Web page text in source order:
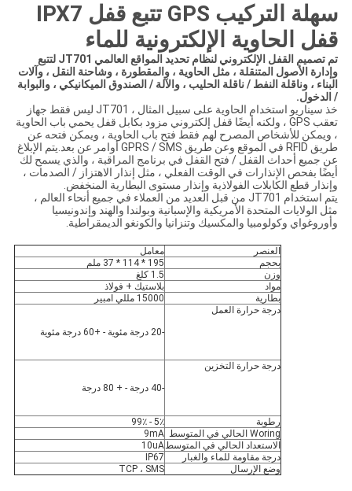
سهلة التركيب GPS تتبع قفل IPX7
قفل الحاوية الإلكترونية للماء
تم تصميم القفل الإلكتروني لنظام تحديد المواقع العالمي JT701 لتتبع
وإدارة الأصول المتنقلة ، مثل الحاوية ، والمقطورة ، وشاحنة النقل ، وآلات
البناء ، وناقلة النفط / ناقلة الحليب ، والآلة / الصندوق الميكانيكي ، والبوابة
/ الدخول.
خذ سيناريو استخدام الحاوية على سبيل المثال ، JT701 ليس فقط جهاز
تعقب GPS ، ولكنه أيضًا قفل إلكتروني مزود بكابل قفل يحمي باب الحاوية
، ويمكن للأشخاص المصرح لهم فقط فتح باب الحاوية ، ويمكن فتحه عن
طريق RFID في الموقع وعن طريق GPRS / SMS أوامر عن بعد.يتم الإبلاغ
عن جميع أحداث القفل / فتح القفل في برنامج المراقبة ، والذي يسمح لك
أيضًا بفحص الإنذارات في الوقت الفعلي ، مثل إنذار الاهتزاز / الصدمات ،
وإنذار قطع الكابلات الفولاذية وإنذار مستوى البطارية المنخفض.
يتم استخدام JT701 من قبل العديد من العملاء في جميع أنحاء العالم ،
مثل الولايات المتحدة الأمريكية والإسبانية وبولندا والهند وإندونيسيا
وأوروغواي وكولومبيا والمكسيك وتنزانيا والكونغو الديمقراطية.
العنصر
معامل
بحجم
195 * 114 * 37 ملم
وزن
1.5 كلغ
مواد
بلاستيك + فولاذ
بطارية
15000 مللي امبير
درجة حرارة العمل
-20 درجة مئوية - +60 درجة مئوية
درجة حرارة التخزين
-40 درجة - + 80 درجة
رطوبة
5٪ - 99٪
Woring الحالي في المتوسط
9mA
الاستعداد الحالي في المتوسط10uA
درجة مقاومة للماء والغبار
IP67
وضع الإرسال
TCP ، SMS